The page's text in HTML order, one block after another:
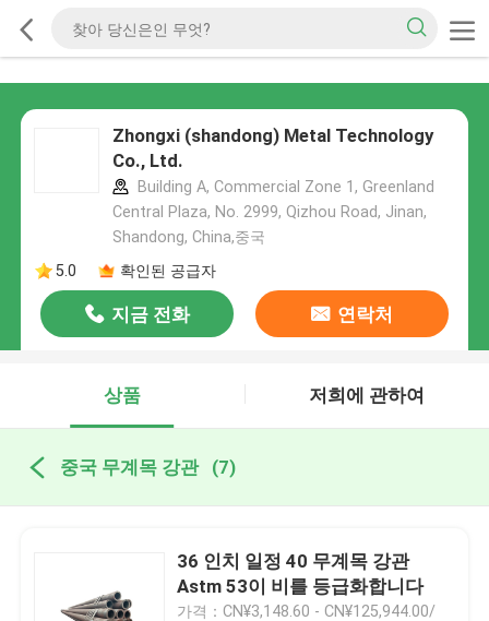
Zhongxi (shandong) Metal Technology
Co., Ltd.
Building A, Commercial Zone 1, Greenland
Central Plaza, No. 2999, Qizhou Road, Jinan,
Shandong, China,중국
5.0
확인된 공급자
지금 전화 연락처
상품 저희에 관하여
중국 무계목 강관 (7)
36 인치 일정 40 무계목 강관
Astm 53이 비를 등급화합니다
가격：CN¥3,148.60 - CN¥125,944.00/